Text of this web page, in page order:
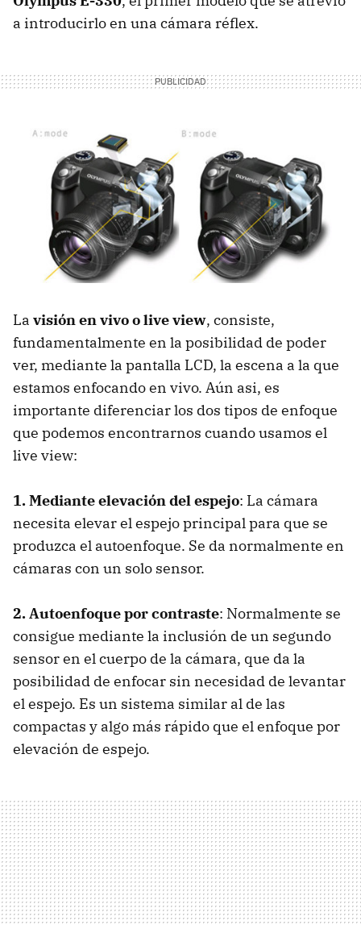
a introducirlo en una cámara réflex.
La visión en vivo o live view, consiste,
fundamentalmente en la posibilidad de poder
ver, mediante la pantalla LCD, la escena a la que
estamos enfocando en vivo. Aún asi, es
importante diferenciar los dos tipos de enfoque
que podemos encontrarnos cuando usamos el
live view:
1. Mediante elevación del espejo: La cámara
necesita elevar el espejo principal para que se
produzca el autoenfoque. Se da normalmente en
cámaras con un solo sensor.
2. Autoenfoque por contraste: Normalmente se
consigue mediante la inclusión de un segundo
sensor en el cuerpo de la cámara, que da la
posibilidad de enfocar sin necesidad de levantar
el espejo. Es un sistema similar al de las
compactas y algo más rápido que el enfoque por
elevación de espejo.